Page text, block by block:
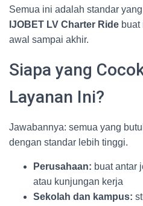
Semua ini adalah standar
IJOBET LV Charter Ride buat
awal sampai akhir.
Siapa yang
Layanan Ini?
Jawabannya: semua yang
dengan standar lebih tinggi.
Perusahaan: buat antar
atau kunjungan kerja
Sekolah dan kampus: